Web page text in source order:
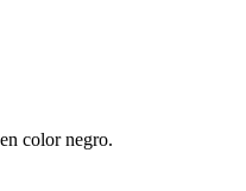
color negro.